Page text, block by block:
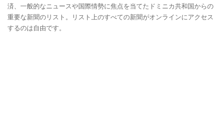
済、一般的なニュースや国際情勢に焦点を当てたドミニカ共和国からの
重要な新聞のリスト。リスト上のすべての新聞がオンラインにアクセス
するのは自由です。